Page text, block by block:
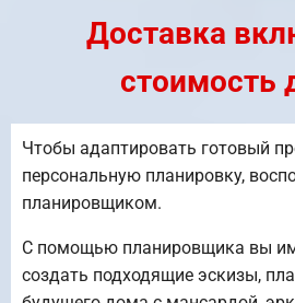
Доставка
стоимость
Чтобы адаптировать готовый
персональную планировку,
планировщиком.
С помощью планировщика вы
создать подходящие эскизы,